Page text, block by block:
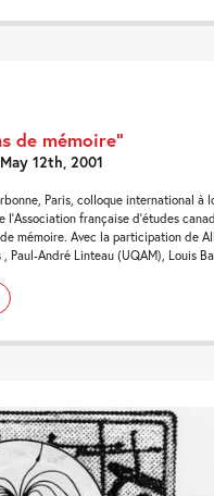
de mémoire”
12th, 2001
Paris, colloque international à
l'Association française d'études
mémoire. Avec la participation de
Paul-André Linteau (UQAM), Louis